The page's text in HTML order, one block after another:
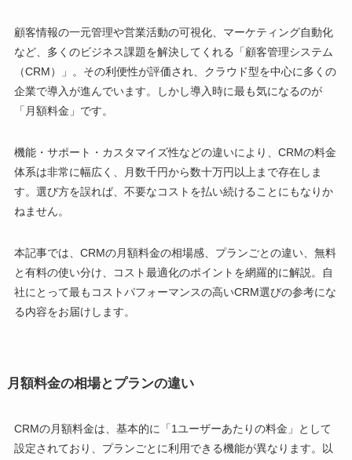
顧客情報の一元管理や営業活動の可視化、マーケティング自動化
など、多くのビジネス課題を解決してくれる「顧客管理システム
（CRM）」。その利便性が評価され、クラウド型を中心に多くの
企業で導入が進んでいます。しかし導入時に最も気になるのが
「月額料金」です。
機能・サポート・カスタマイズ性などの違いにより、CRMの料金
体系は非常に幅広く、月数千円から数十万円以上まで存在しま
す。選び方を誤れば、不要なコストを払い続けることにもなりか
ねません。
本記事では、CRMの月額料金の相場感、プランごとの違い、無料
と有料の使い分け、コスト最適化のポイントを網羅的に解説。自
社にとって最もコストパフォーマンスの高いCRM選びの参考にな
る内容をお届けします。
月額料金の相場とプランの違い
CRMの月額料金は、基本的に「1ユーザーあたりの料金」として
設定されており、プランごとに利用できる機能が異なります。以